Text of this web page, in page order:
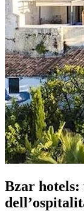
Bzar hotels: